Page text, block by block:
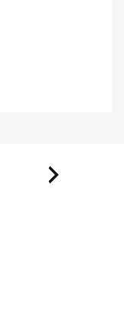
Next